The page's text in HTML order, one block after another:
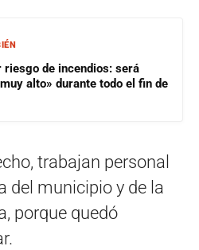
riesgo de incendios: será
alto» durante todo el fin de
trabajan personal
del municipio y de la
porque quedó